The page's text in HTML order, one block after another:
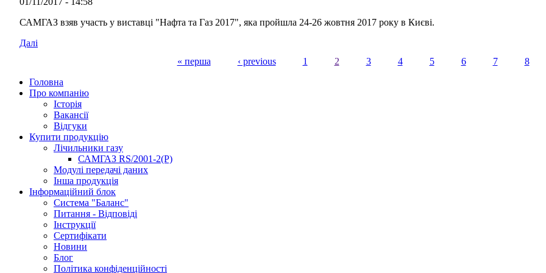
САМГАЗ взяв участь у виставці "Нафта та Газ 2017", яка пройшла 24-26 жовтня 2017 року в Києві.
Далі
Pages
« перша ‹ previous 1 2 3 4 5 6 7 8
Головна
Про компанію
Історія
Вакансії
Відгуки
Купити продукцію
Лічильники газу
САМГАЗ RS/2001-2(Р)
Модулі передачі даних
Інша продукція
Інформаційний блок
Система "Баланс"
Питання - Відповіді
Інструкції
Сертифікати
Новини
Блог
Політика конфіденційності